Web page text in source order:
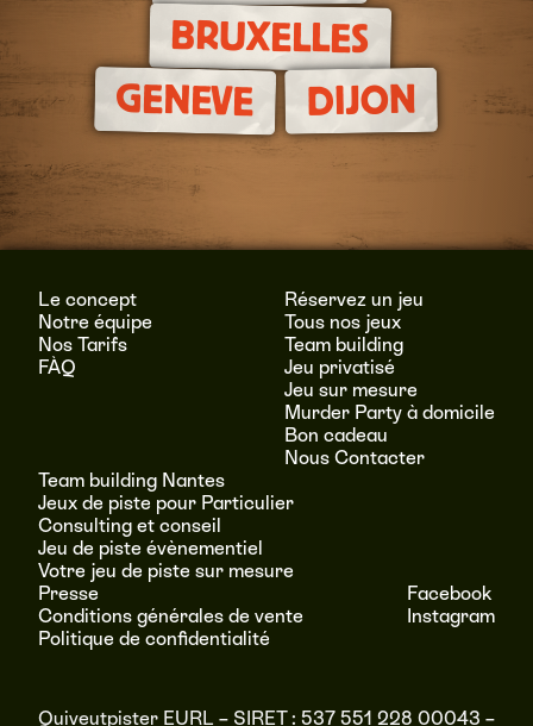
BRUXELLES
GENEVE DIJON
Le concept
Notre équipe
Nos Tarifs
FÀQ
Réservez un jeu
Tous nos jeux
Team building
Jeu privatisé
Jeu sur mesure
Murder Party à domicile
Bon cadeau
Nous Contacter
Team building Nantes
Jeux de piste pour Particulier
Consulting et conseil
Jeu de piste évènementiel
Votre jeu de piste sur mesure
Presse
Conditions générales de vente
Politique de confidentialité
Facebook
Instagram
Quiveutpister EURL – SIRET : 537 551 228 00043 –